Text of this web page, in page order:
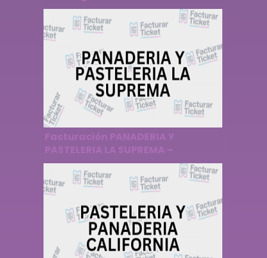
Facturación PANADERIA Y
PASTELERIA LA SUPREMA –
Descargar Factura